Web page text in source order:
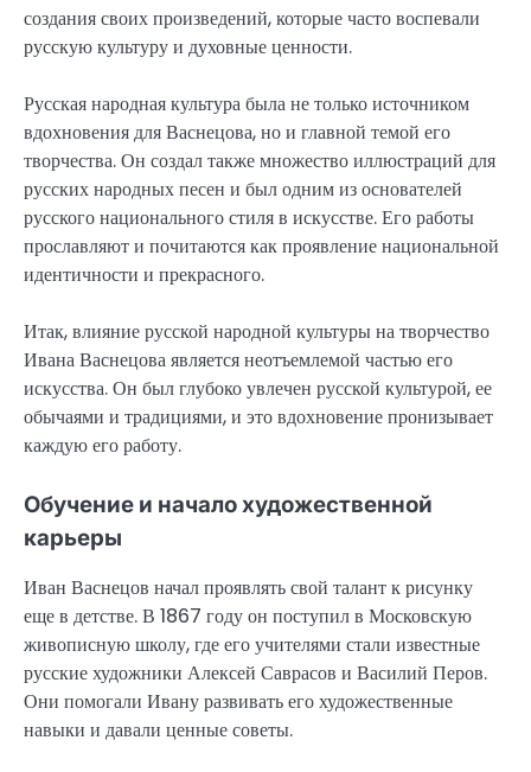
создания своих произведений, которые часто воспевали
русскую культуру и духовные ценности.
Русская народная культура была не только источником
вдохновения для Васнецова, но и главной темой его
творчества. Он создал также множество иллюстраций для
русских народных песен и был одним из основателей
русского национального стиля в искусстве. Его работы
прославляют и почитаются как проявление национальной
идентичности и прекрасного.
Итак, влияние русской народной культуры на творчество
Ивана Васнецова является неотъемлемой частью его
искусства. Он был глубоко увлечен русской культурой, ее
обычаями и традициями, и это вдохновение пронизывает
каждую его работу.
Обучение и начало художественной
карьеры
Иван Васнецов начал проявлять свой талант к рисунку
еще в детстве. В 1867 году он поступил в Московскую
живописную школу, где его учителями стали известные
русские художники Алексей Саврасов и Василий Перов.
Они помогали Ивану развивать его художественные
навыки и давали ценные советы.